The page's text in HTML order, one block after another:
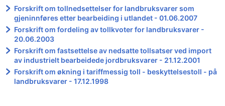
Forskrift om tollnedsettelser for landbruksvarer som
gjeninnføres etter bearbeiding i utlandet - 01.06.2007
Forskrift om fordeling av tollkvoter for landbruksvarer -
20.06.2003
Forskrift om fastsettelse av nedsatte tollsatser ved import
av industrielt bearbeidede jordbruksvarer - 21.12.2001
Forskrift om økning i tariffmessig toll - beskyttelsestoll - på
landbruksvarer - 17.12.1998